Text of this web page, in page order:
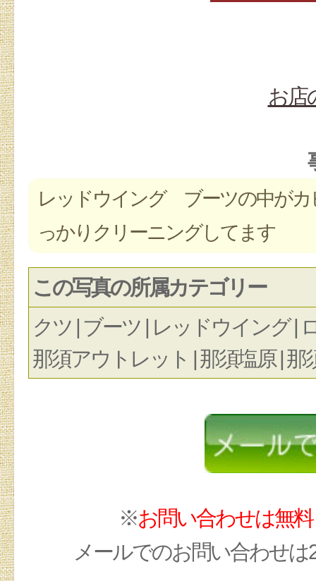
お店
レッドウイング ブーツの中がカ
っかりクリーニングしてます
この写真の所属カテゴリー
クツ | ブーツ | レッドウイング |
那須アウトレット | 那須塩原 | 那
※お問い合わせは無
メールでのお問い合わせ